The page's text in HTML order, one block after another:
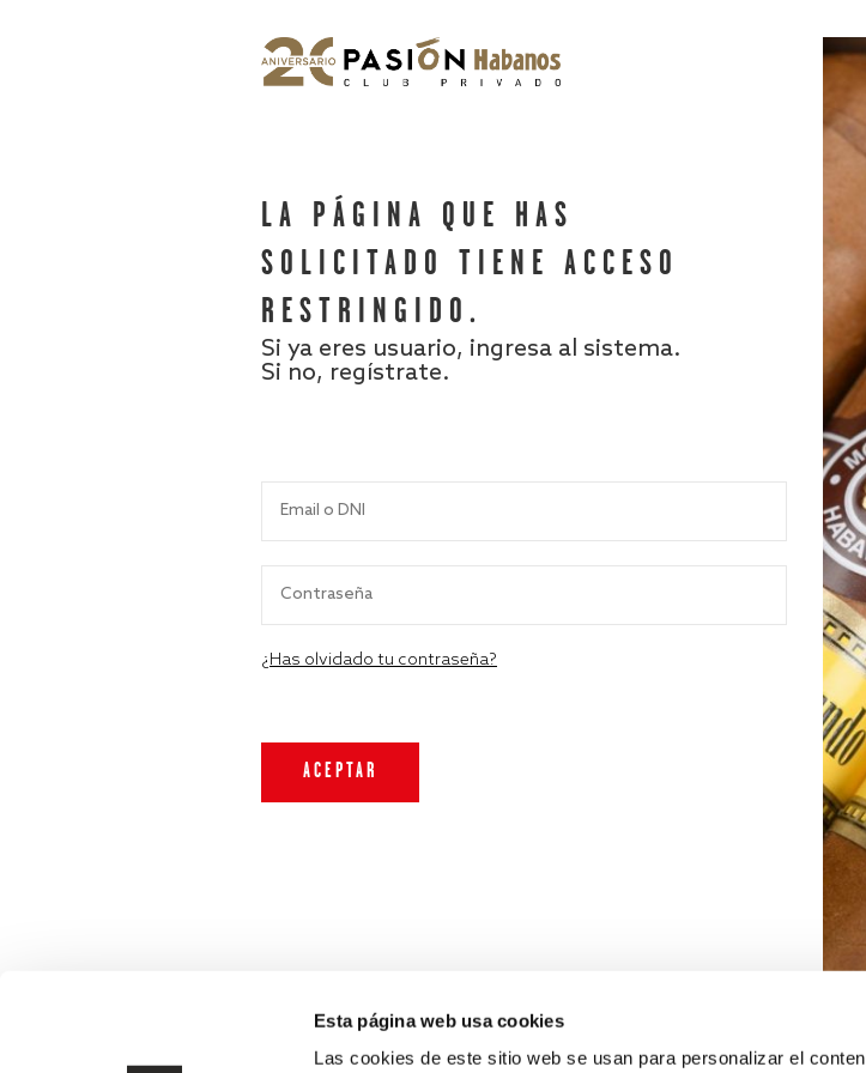
Esta página web usa cookies
Las cookies de este sitio web se usan para personalizar el
LA PÁGINA QUE HAS
SOLICITADO TIENE ACCESO
RESTRINGIDO.
Si ya eres usuario, ingresa al sistema.
Si no, regístrate.
¿Has olvidado tu contraseña?